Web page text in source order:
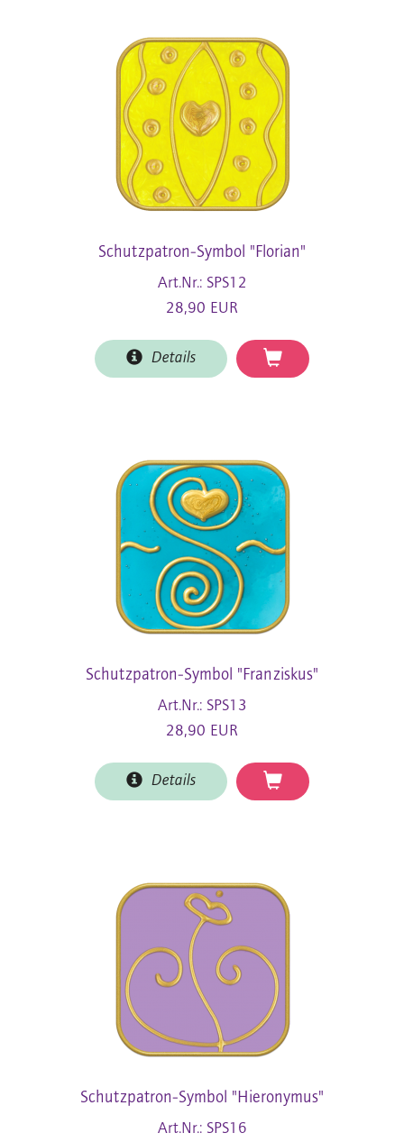
Schutzpatron-Symbol "Florian"
Art.Nr.: SPS12
28,90 EUR
Details
Schutzpatron-Symbol "Franziskus"
Art.Nr.: SPS13
28,90 EUR
Details
Schutzpatron-Symbol "Hieronymus"
Art.Nr.: SPS16